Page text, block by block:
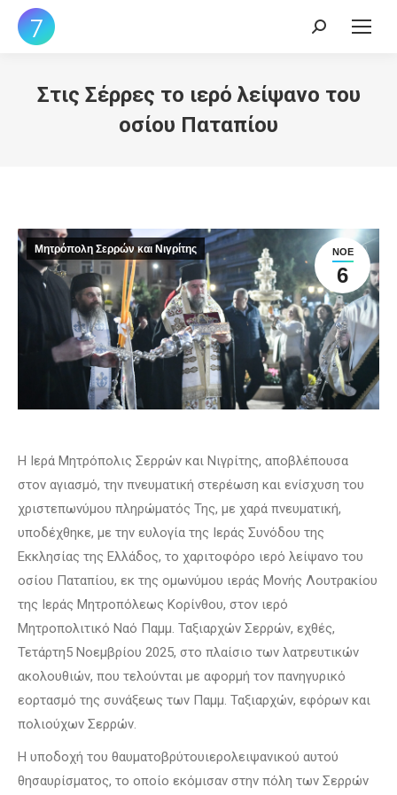
Search:
Στις Σέρρες το ιερό λείψανο του
οσίου Παταπίου
ΝΟΈ
6
Μητρόπολη Σερρών και Νιγρίτης
Η Ιερά Μητρόπολις Σερρών και Νιγρίτης, αποβλέπουσα
στον αγιασμό, την πνευματική στερέωση και ενίσχυση του
χριστεπωνύμου πληρώματός Της, με χαρά πνευματική,
υποδέχθηκε, με την ευλογία της Ιεράς Συνόδου της
Εκκλησίας της Ελλάδος, το χαριτοφόρο ιερό λείψανο του
οσίου Παταπίου, εκ της ομωνύμου ιεράς Μονής Λουτρακίου
της Ιεράς Μητροπόλεως Κορίνθου, στον ιερό
Μητροπολιτικό Ναό Παμμ. Ταξιαρχών Σερρών, εχθές,
Τετάρτη5 Νοεμβρίου 2025, στο πλαίσιο των λατρευτικών
ακολουθιών, που τελούνται με αφορμή τον πανηγυρικό
εορτασμό της συνάξεως των Παμμ. Ταξιαρχών, εφόρων και
πολιούχων Σερρών.
Η υποδοχή του θαυματοβρύτουιερολειψανικού αυτού
θησαυρίσματος, το οποίο εκόμισαν στην πόλη των Σερρών